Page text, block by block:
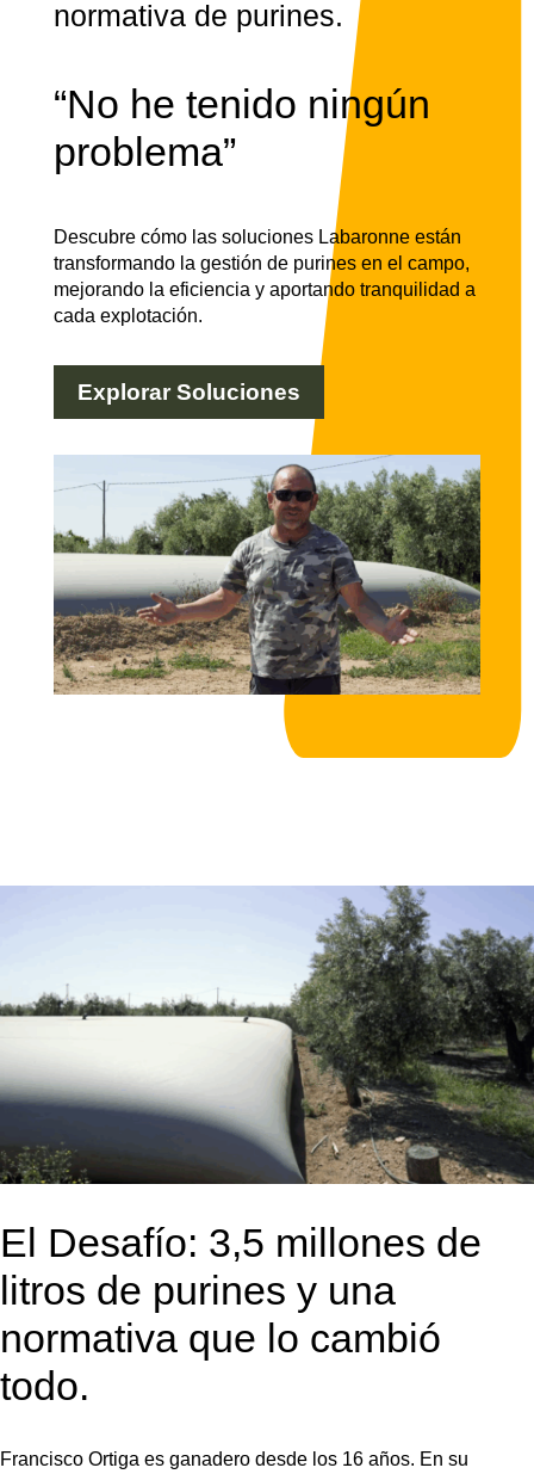
normativa de purines.
“No he tenido ningún
problema”
Descubre cómo las soluciones Labaronne están
transformando la gestión de purines en el campo,
mejorando la eficiencia y aportando tranquilidad a
cada explotación.
Explorar Soluciones
El Desafío: 3,5 millones de
litros de purines y una
normativa que lo cambió
todo.
Francisco Ortiga es ganadero desde los 16 años. En su